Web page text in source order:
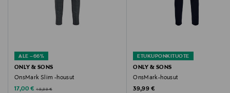
Valmistusmaa
Kambodža
ALE –66%
ONLY & SONS
OnsMark Slim -housut
Discounted Price
17,00 € Original Price
49,99 €
ETUKUPONKITUOTE
ONLY & SONS
OnsMark-housut
Original Price
39,99 €